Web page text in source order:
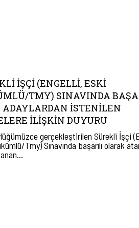
İŞÇI (ENGELLI, ESKI
TMY) SINAVINDA
ADAYLARDAN İSTENILEN
İLIŞKIN DUYURU
gerçekleştirilen Sürekli İşçi
Tmy) Sınavında başarılı olarak